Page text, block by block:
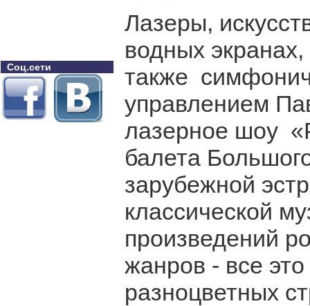
Соц.сети
Лазеры,
водных
также
управлением
лазерное шоу
балета
зарубежной
классической
произведений
жанров - все
разноцветных